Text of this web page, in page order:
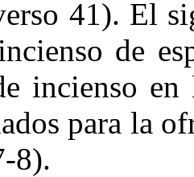
41). El
de
incienso
para la
8).